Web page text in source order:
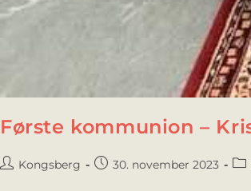
Første kommunion –
Kongsberg 30. november 2023